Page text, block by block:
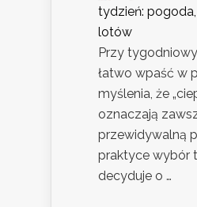
tydzień:
lotów
Przy
łatwo wpaść w
myślenia, że
oznaczają
przewidywalną
praktyce wybór
decyduje o …